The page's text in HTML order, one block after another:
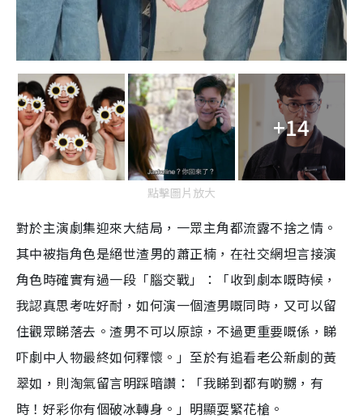
+14
點擊圖片放大
對於主演劇集迎來大結局，一眾主角都流露不捨之情。
其中被指角色是絕世渣男的蕭正楠，在社交網坦言接演
角色時確實有過一段「腦交戰」：「收到劇本嘅時候，
我認真思考咗好耐，如何演一個渣男嘅同時，又可以留
住觀眾睇落去。渣男不可以原諒，不過更重要嘅係，睇
吓劇中人物最終如何釋懷。」至於有追看老公新劇的黃
翠如，則淘氣留言明踩暗讚：「我睇到都有啲嬲，有
時！好彩你有個破冰轉身。」明顯耍緊花槍。